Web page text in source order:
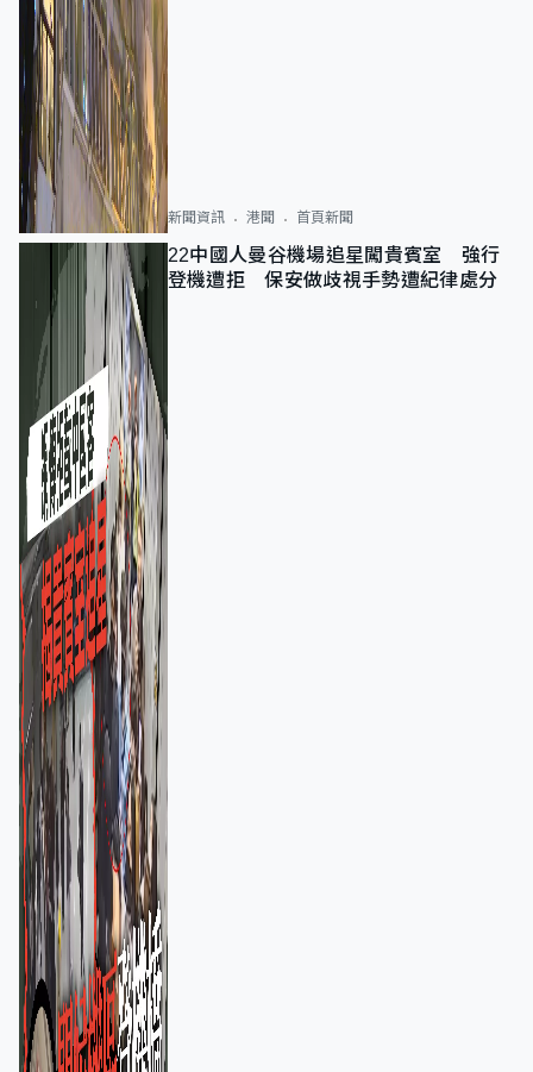
新聞資訊 港聞 首頁新聞
22中國人曼谷機場追星闖貴賓室 強行
登機遭拒 保安做歧視手勢遭紀律處分